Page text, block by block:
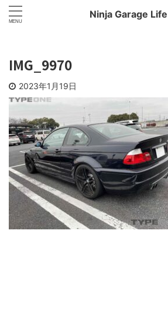
Ninja Garage Life
IMG_9970
2023年1月19日